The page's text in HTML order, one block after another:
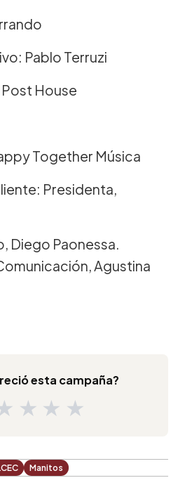
Pablo Terruzi
House
Together Música
Presidenta,
Diego Paonessa.
Agustina
esta campaña?
★ ★ ★
Manitos